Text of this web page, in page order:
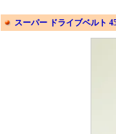
スーパー ドライブベルト